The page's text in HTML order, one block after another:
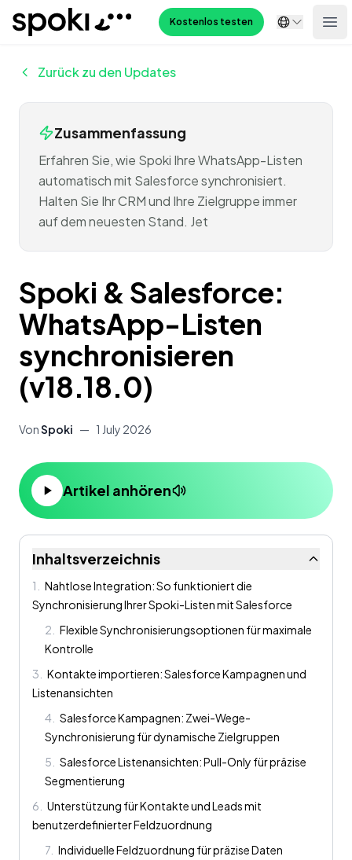
Spoki Kostenlos testen
Zurück zu den Updates
Zusammenfassung
Erfahren Sie, wie Spoki Ihre WhatsApp-Listen
automatisch mit Salesforce synchronisiert.
Halten Sie Ihr CRM und Ihre Zielgruppe immer
auf dem neuesten Stand. Jet
Spoki & Salesforce:
WhatsApp-Listen
synchronisieren
(v18.18.0)
VonSpoki — 1 July 2026
Artikel anhören
Inhaltsverzeichnis
1
Nahtlose Integration: So funktioniert die
Synchronisierung Ihrer Spoki-Listen mit Salesforce
2
Flexible Synchronisierungsoptionen für maximale
Kontrolle
3
Kontakte importieren: Salesforce Kampagnen und
Listenansichten
4
Salesforce Kampagnen: Zwei-Wege-
Synchronisierung für dynamische Zielgruppen
5
Salesforce Listenansichten: Pull-Only für präzise
Segmentierung
6
Unterstützung für Kontakte und Leads mit
benutzerdefinierter Feldzuordnung
7 Individuelle Feldzuordnung für präzise Daten